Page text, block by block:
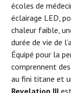
écoles de
éclairage LED,
chaleur faible,
durée de vie de
Équipé pour la
comprennent
au fini titane et